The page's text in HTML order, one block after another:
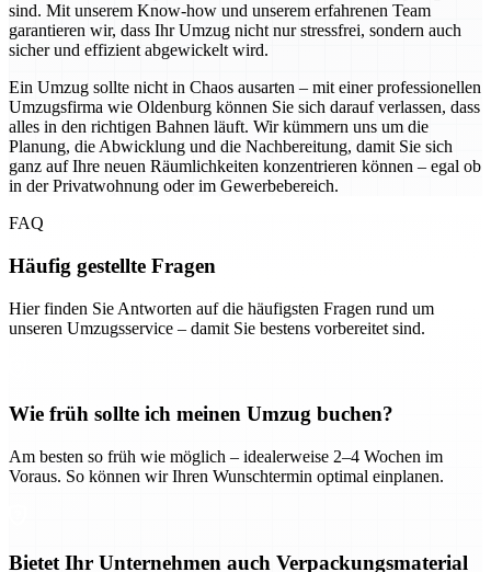
sind. Mit unserem Know-how und unserem erfahrenen Team
garantieren wir, dass Ihr Umzug nicht nur stressfrei, sondern auch
sicher und effizient abgewickelt wird.
Ein Umzug sollte nicht in Chaos ausarten – mit einer professionellen
Umzugsfirma wie Oldenburg können Sie sich darauf verlassen, dass
alles in den richtigen Bahnen läuft. Wir kümmern uns um die
Planung, die Abwicklung und die Nachbereitung, damit Sie sich
ganz auf Ihre neuen Räumlichkeiten konzentrieren können – egal ob
in der Privatwohnung oder im Gewerbebereich.
FAQ
Häufig gestellte Fragen
Hier finden Sie Antworten auf die häufigsten Fragen rund um
unseren Umzugsservice – damit Sie bestens vorbereitet sind.
Wie früh sollte ich meinen Umzug buchen?
Am besten so früh wie möglich – idealerweise 2–4 Wochen im
Voraus. So können wir Ihren Wunschtermin optimal einplanen.
Bietet Ihr Unternehmen auch Verpackungsmaterial